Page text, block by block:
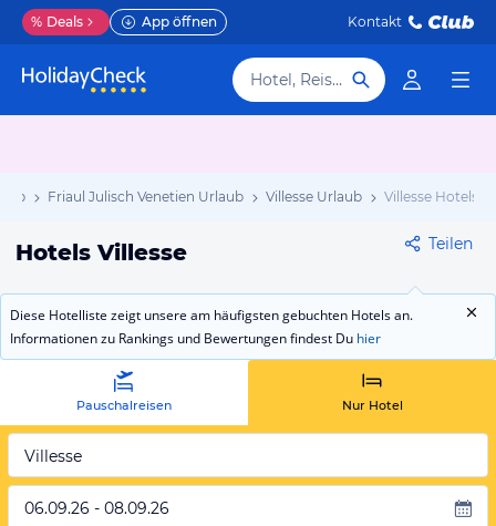
% Deals App öffnen Kontakt
Hotel, Reiseziel
Friaul Julisch Venetien Urlaub Villesse Urlaub Villesse Hotels
Hotels Villesse Teilen
Diese Hotelliste zeigt unsere am häufigsten gebuchten Hotels an.
Informationen zu Rankings und Bewertungen findest Du hier
Pauschalreisen Nur Hotel
Villesse
06.09.26 - 08.09.26